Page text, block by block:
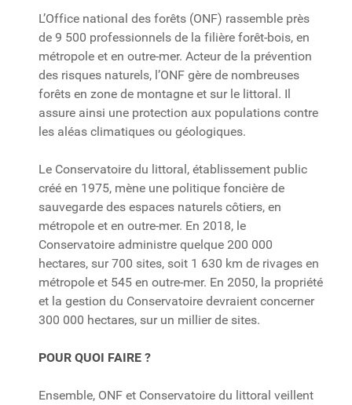
L’Office national des forêts (ONF) rassemble près
de 9 500 professionnels de la filière forêt-bois, en
métropole et en outre-mer. Acteur de la prévention
des risques naturels, l’ONF gère de nombreuses
forêts en zone de montagne et sur le littoral. Il
assure ainsi une protection aux populations contre
les aléas climatiques ou géologiques.
Le Conservatoire du littoral, établissement public
créé en 1975, mène une politique foncière de
sauvegarde des espaces naturels côtiers, en
métropole et en outre-mer. En 2018, le
Conservatoire administre quelque 200 000
hectares, sur 700 sites, soit 1 630 km de rivages en
métropole et 545 en outre-mer. En 2050, la propriété
et la gestion du Conservatoire devraient concerner
300 000 hectares, sur un millier de sites.
POUR QUOI FAIRE ?
Ensemble, ONF et Conservatoire du littoral veillent